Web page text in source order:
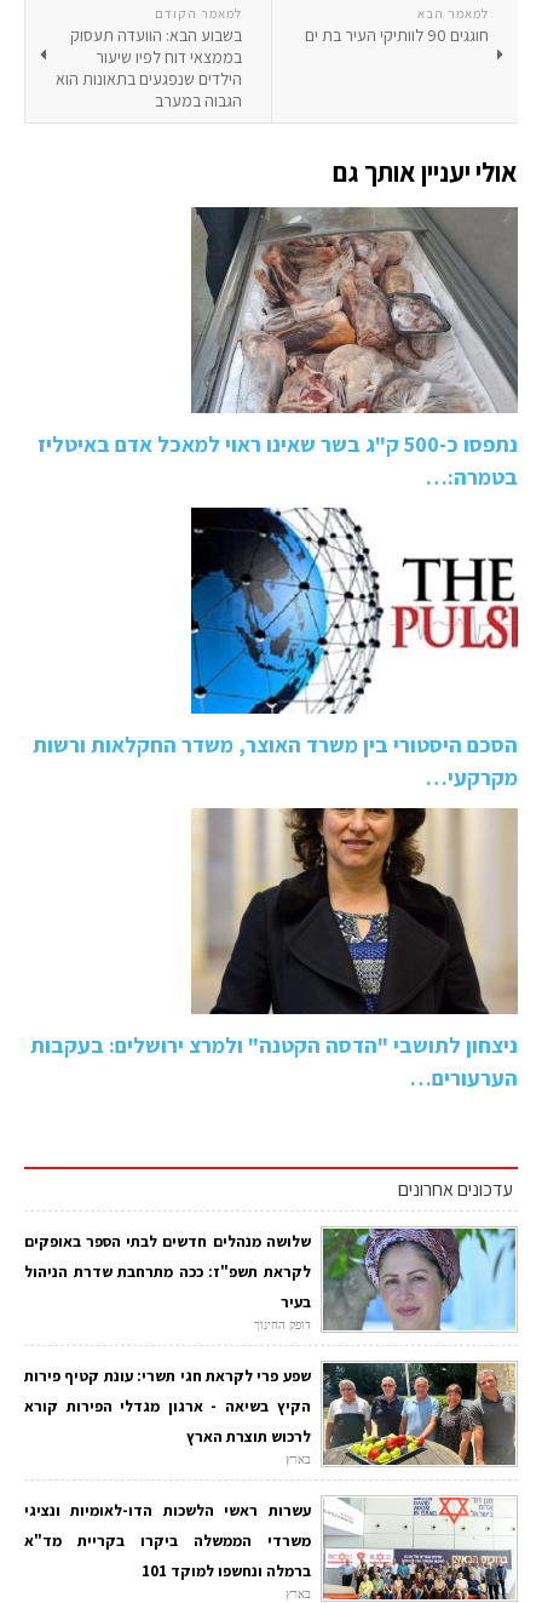
למאמר הקודם
בשבוע הבא: הוועדה תעסוק
בממצאי דוח לפיו שיעור
הילדים שנפגעים בתאונות הוא
הגבוה במערב
למאמר הבא
חוגגים 90 לוותיקי העיר בת ים
אולי יעניין אותך גם
נתפסו כ-500 ק"ג בשר שאינו ראוי למאכל אדם באיטליז
בטמרה:…
הסכם היסטורי בין משרד האוצר, משדר החקלאות ורשות
מקרקעי…
ניצחון לתושבי "הדסה הקטנה" ולמרצ ירושלים: בעקבות
הערעורים…
עדכונים אחרונים
שלושה מנהלים חדשים לבתי הספר באופקים
לקראת תשפ"ז: ככה מתרחבת שדרת הניהול
בעיר
דופק החינוך
שפע פרי לקראת חגי תשרי: עונת קטיף פירות
הקיץ בשיאה - ארגון מגדלי הפירות קורא
לרכוש תוצרת הארץ
בארץ
עשרות ראשי הלשכות הדו-לאומיות ונציגי
משרדי הממשלה ביקרו בקריית מד"א
ברמלה ונחשפו למוקד 101
בארץ